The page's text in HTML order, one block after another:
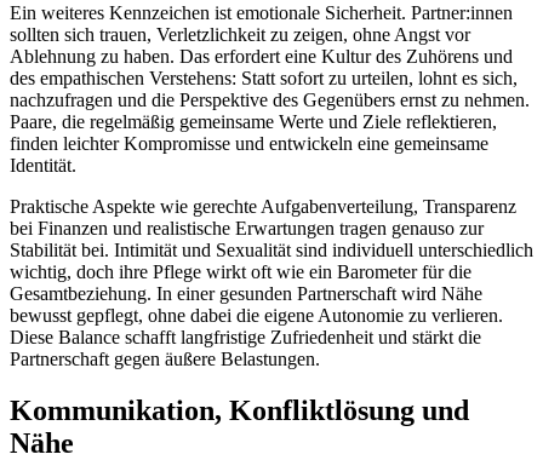
Ein weiteres Kennzeichen ist emotionale Sicherheit. Partner:innen
sollten sich trauen, Verletzlichkeit zu zeigen, ohne Angst vor
Ablehnung zu haben. Das erfordert eine Kultur des Zuhörens und
des empathischen Verstehens: Statt sofort zu urteilen, lohnt es sich,
nachzufragen und die Perspektive des Gegenübers ernst zu nehmen.
Paare, die regelmäßig gemeinsame Werte und Ziele reflektieren,
finden leichter Kompromisse und entwickeln eine gemeinsame
Identität.
Praktische Aspekte wie gerechte Aufgabenverteilung, Transparenz
bei Finanzen und realistische Erwartungen tragen genauso zur
Stabilität bei. Intimität und Sexualität sind individuell unterschiedlich
wichtig, doch ihre Pflege wirkt oft wie ein Barometer für die
Gesamtbeziehung. In einer gesunden Partnerschaft wird Nähe
bewusst gepflegt, ohne dabei die eigene Autonomie zu verlieren.
Diese Balance schafft langfristige Zufriedenheit und stärkt die
Partnerschaft gegen äußere Belastungen.
Kommunikation, Konfliktlösung und
Nähe